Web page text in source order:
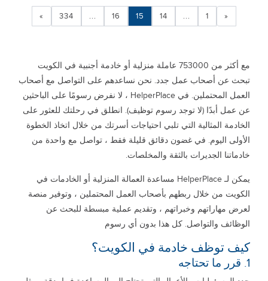
«
1
...
14
15
16
...
334
»
مع أكثر من 753000 عاملة منزلية أو خادمة أجنبية في الكويت
تبحث عن أصحاب عمل جدد. نحن نساعدهم على التواصل مع أصحاب
العمل المحتملين. في HelperPlace ، لا نفرض رسومًا على الباحثين
عن عمل أبدًا (لا توجد رسوم توظيف). انطلق في رحلتك للعثور على
الخادمة المثالية التي تلبي احتياجات أسرتك من خلال اتخاذ الخطوة
الأولى اليوم. في غضون دقائق قليلة فقط ، تواصل مع واحدة من
خادماتنا الجديرات بالثقة والمخلصات.
يمكن لـ HelperPlace مساعدة العمالة المنزلية أو الخادمات في
الكويت من خلال ربطهم بأصحاب العمل المحتملين ، وتوفير منصة
لعرض مهاراتهم وخبراتهم ، وتقديم عملية مبسطة للبحث عن
الوظائف والتواصل. كل هذا بدون أي رسوم
كيف توظف خادمة في الكويت؟
1. قرر ما تحتاجه